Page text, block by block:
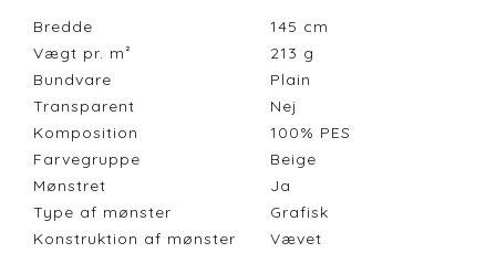
Bredde 145 cm
Vægt pr. m²
213 g
Bundvare
Plain
Transparent
Nej
Komposition
100% PES
Farvegruppe
Beige
Mønstret
Ja
Type af mønster
Grafisk
Konstruktion af mønster
Vævet